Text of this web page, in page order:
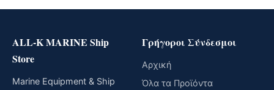
ALL-K MARINE Ship
Store
Marine Equipment & Ship
Γρήγοροι Σύνδεσμοι
Αρχική
Όλα τα Προϊόντα